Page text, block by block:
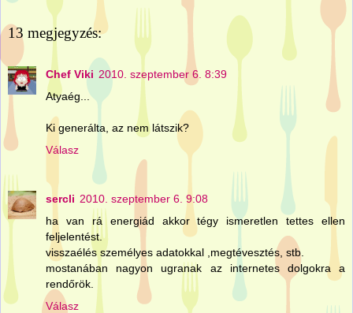
13 megjegyzés:
Chef Viki 2010. szeptember 6. 8:39
Atyaég...
Ki generálta, az nem látszik?
Válasz
sercli 2010. szeptember 6. 9:08
ha van rá energiád akkor tégy ismeretlen tettes ellen
feljelentést.
visszaélés személyes adatokkal ,megtévesztés, stb.
mostanában nagyon ugranak az internetes dolgokra a
rendőrök.
Válasz